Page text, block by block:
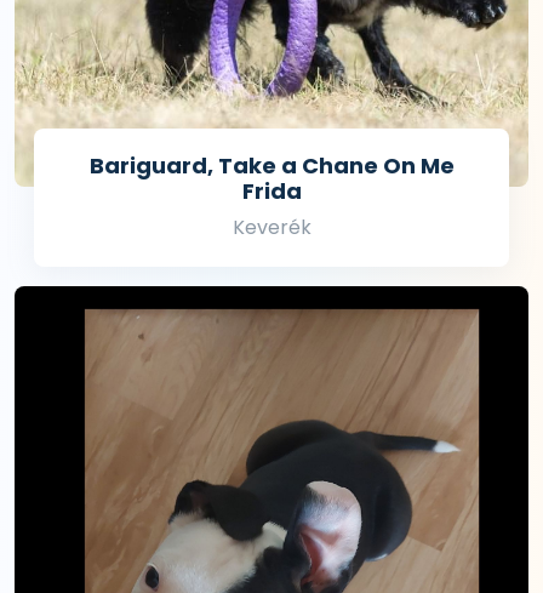
Bariguard, Take a Chane On Me
Frida
Keverék